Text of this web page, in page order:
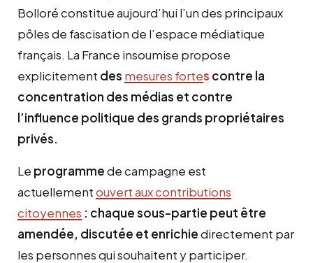
Bolloré constitue aujourd’hui l’un des principaux
pôles de fascisation de l’espace médiatique
français. La France insoumise propose
explicitement des mesures fortes contre la
concentration des médias et contre
l’influence politique des grands propriétaires
privés.
Le programmede campagne est
actuellementouvert aux contributions
citoyennes : chaque sous-partie peut être
amendée, discutée et enrichiedirectement par
les personnes qui souhaitent y participer.